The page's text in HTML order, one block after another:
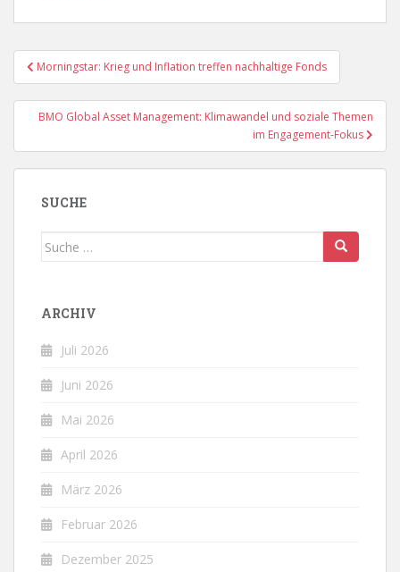
Beitragsnavigation
Morningstar: Krieg und Inflation treffen nachhaltige Fonds
BMO Global Asset Management: Klimawandel und soziale Themen
im Engagement-Fokus
SUCHE
Suche
ARCHIV
Juli 2026
Juni 2026
Mai 2026
April 2026
März 2026
Februar 2026
Dezember 2025